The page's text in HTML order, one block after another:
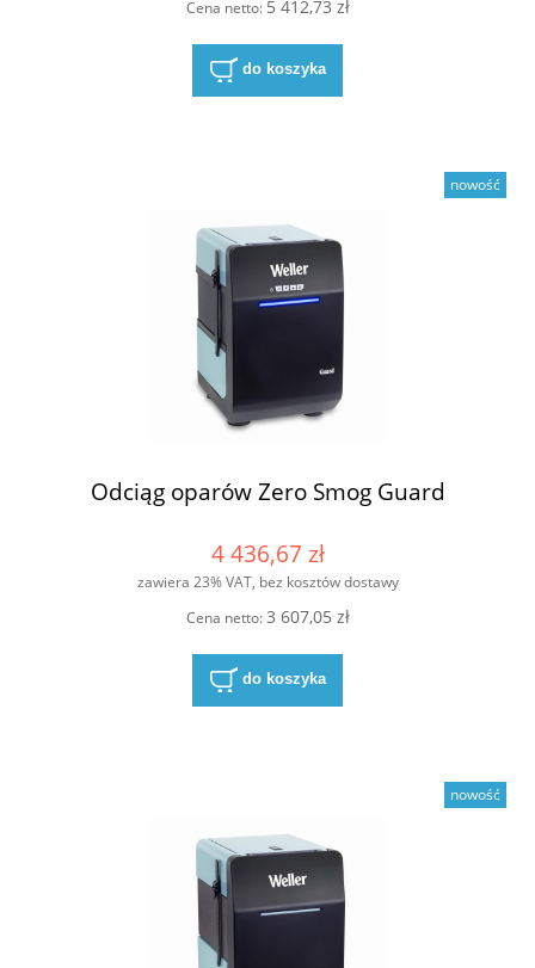
Cena netto: 5 412,73 zł
do koszyka
Odciąg oparów Zero Smog Guard
4 436,67 zł
zawiera 23% VAT, bez kosztów dostawy
Cena netto:3 607,05 zł
do koszyka
nowość
nowość